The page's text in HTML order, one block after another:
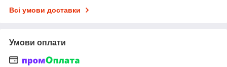
Всі умови доставки
Умови оплати